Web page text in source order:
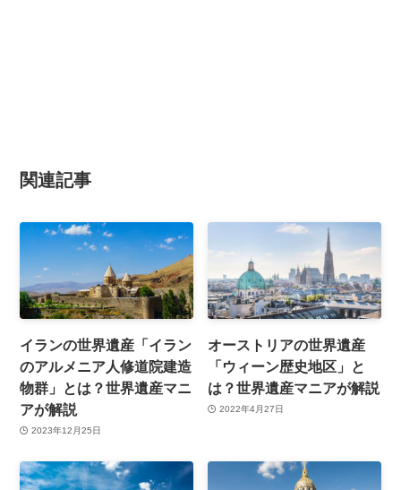
関連記事
イランの世界遺産「イラン
のアルメニア人修道院建造
物群」とは？世界遺産マニ
アが解説
2023年12月25日
オーストリアの世界遺産
「ウィーン歴史地区」と
は？世界遺産マニアが解説
2022年4月27日